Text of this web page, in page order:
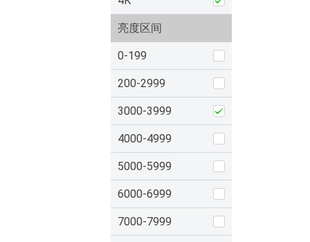
亮度区间
0-199
200-2999
3000-3999
4000-4999
5000-5999
6000-6999
7000-7999